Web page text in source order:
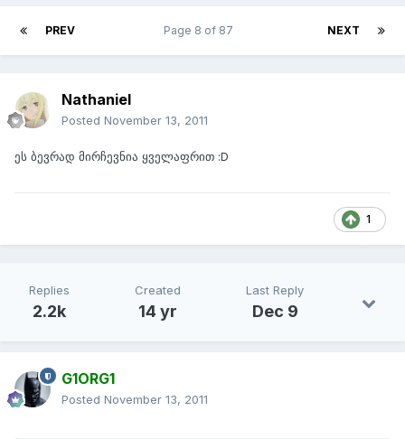
PREV NEXT
Page 8 of 87
Nathaniel
Posted November 13, 2011
ეს ბევრად მირჩევნია ყველაფრით :D
1
Replies
2.2k
Created
14 yr
Last Reply
Dec 9
G1ORG1
Posted November 13, 2011